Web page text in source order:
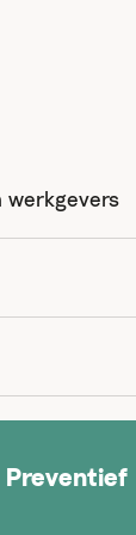
werkgevers
Preventief